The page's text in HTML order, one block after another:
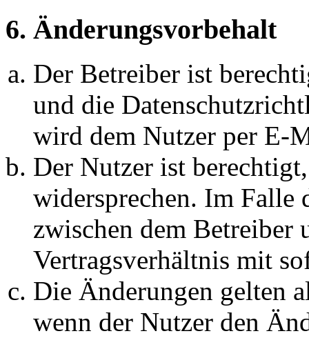
6. Änderungsvorbehalt
Der Betreiber ist
und die
wird dem Nutzer per E-
Der Nutzer ist
widersprechen. Im Falle
zwischen dem Betreiber
Vertragsverhältnis mit
Die Änderungen gelten
wenn der Nutzer den